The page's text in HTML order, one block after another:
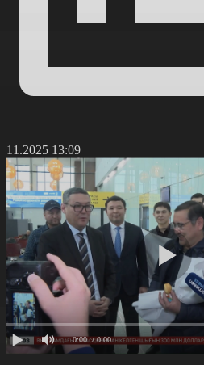
13:09
0:00 / 0:00